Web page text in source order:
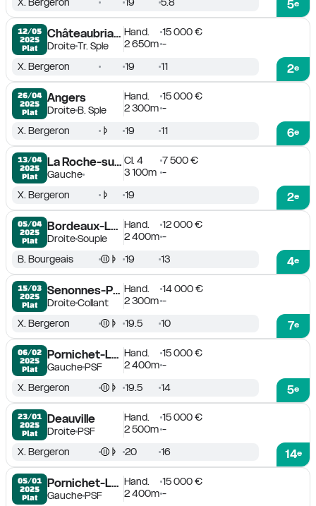
5e
12/05
2025
Plat
Châteaubriant
DroiteTr. Sple
Hand.
15 000 €
2 650m -
2e
X. Bergeron 19 11
26/04
2025
Plat
Angers
DroiteB. Sple
Hand.
15 000 €
2 300m -
6e
X. Bergeron 19 11
13/04
2025
Plat
La Roche-sur-Yon
Gauche
Cl. 4
7 500 €
3 100m -
2e
X. Bergeron 19
05/04
2025
Plat
Bordeaux-Le Bouscat
DroiteSouple
Hand.
12 000 €
2 400m -
4e
B. Bourgeais 19 13
15/03
2025
Plat
Senonnes-Pouancé
DroiteCollant
Hand.
14 000 €
2 300m -
7e
X. Bergeron 19.5 10
06/02
2025
Plat
Pornichet-La Baule
GauchePSF
Hand.
15 000 €
2 400m -
5e
X. Bergeron 19.5 14
23/01
2025
Plat
Deauville
DroitePSF
Hand.
15 000 €
2 500m -
14e
X. Bergeron 20 16
05/01
2025
Plat
Pornichet-La Baule
GauchePSF
Hand.
15 000 €
2 400m -